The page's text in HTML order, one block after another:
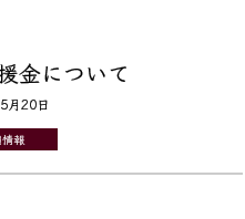
金について
月20日
情報